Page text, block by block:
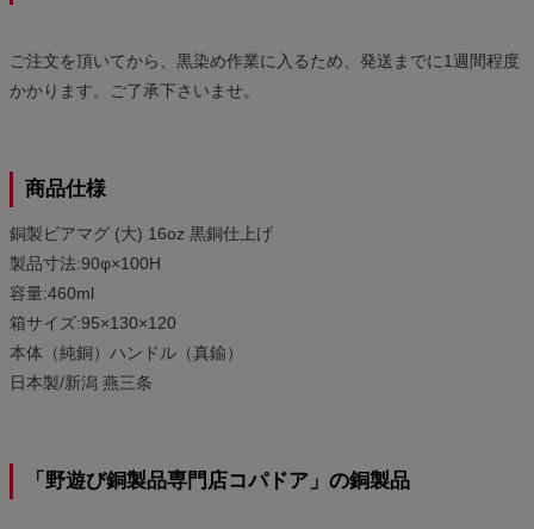
ご注文を頂いてから、黒染め作業に入るため、発送までに1週間程度
かかります。ご了承下さいませ。
商品仕様
銅製ビアマグ (大) 16oz 黒銅仕上げ
製品寸法:90φ×100H
容量:460ml
箱サイズ:95×130×120
本体（純銅）ハンドル（真鍮）
日本製/新潟 燕三条
「野遊び銅製品専門店コパドア」の銅製品